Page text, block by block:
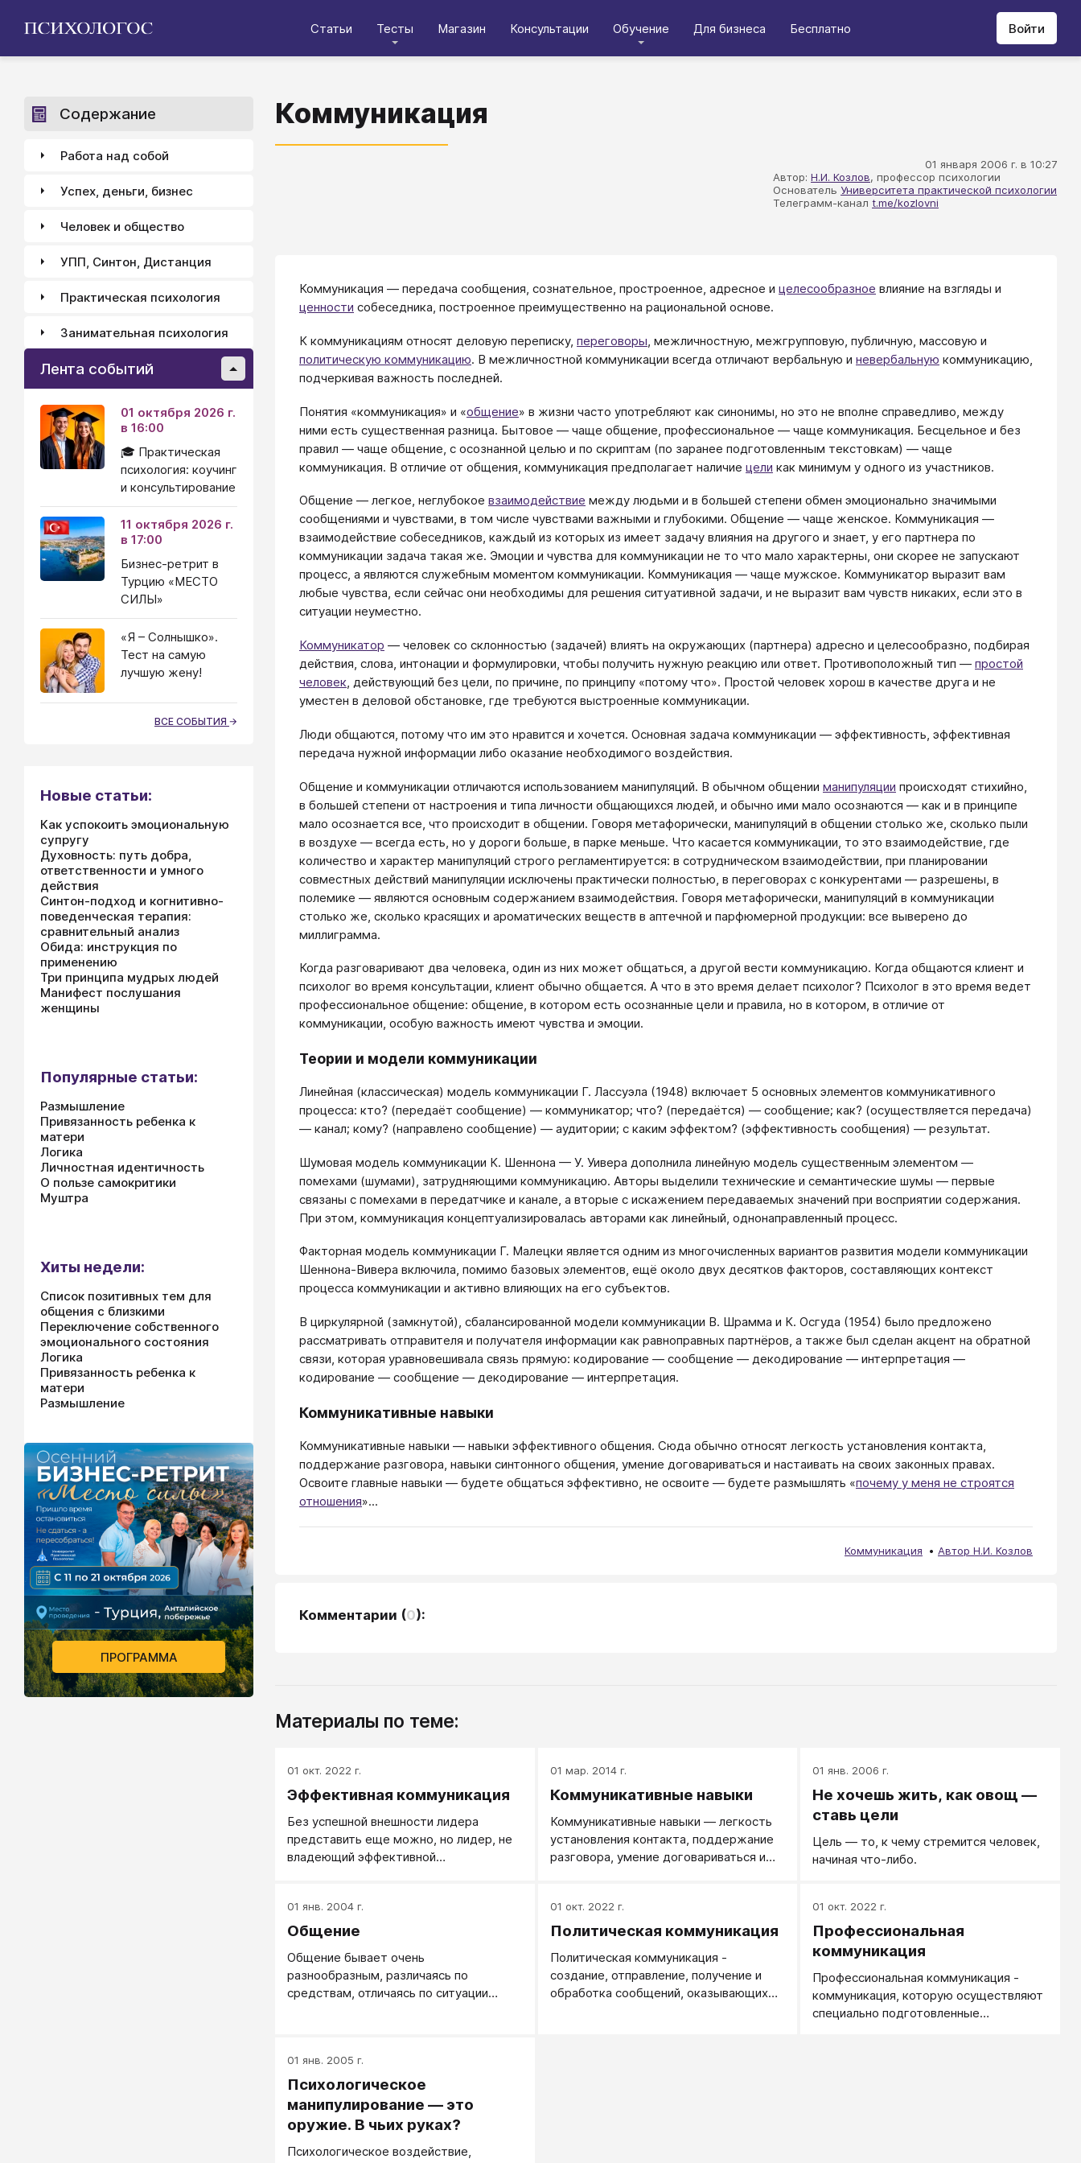
Статьи Тесты Магазин Консультации Обучение Для бизнеса Бесплатно Войти
Коммуникация
01 января 2006 г. в 10:27
Автор: Н.И. Козлов, профессор психологии
Основатель Университета практической психологии
Телеграмм-канал t.me/kozlovni
Коммуникация — передача сообщения, сознательное, простроенное, адресное и целесообразное влияние на взгляды и
ценности собеседника, построенное преимущественно на рациональной основе.
К коммуникациям относят деловую переписку, переговоры , межличностную, межгрупповую, публичную, массовую и
политическую коммуникацию. В межличностной коммуникации всегда отличают вербальную и невербальную коммуникацию,
подчеркивая важность последней.
Понятия «коммуникация» и «общение» в жизни часто употребляют как синонимы, но это не вполне справедливо, между
ними есть существенная разница. Бытовое — чаще общение, профессиональное — чаще коммуникация. Бесцельное и без
правил — чаще общение, с осознанной целью и по скриптам (по заранее подготовленным текстовкам) — чаще
коммуникация. В отличие от общения, коммуникация предполагает наличие цели как минимум у одного из участников.
Общение — легкое, неглубокое взаимодействие между людьми и в большей степени обмен эмоционально значимыми
сообщениями и чувствами, в том числе чувствами важными и глубокими. Общение — чаще женское. Коммуникация —
взаимодействие собеседников, каждый из которых из имеет задачу влияния на другого и знает, у его партнера по
коммуникации задача такая же. Эмоции и чувства для коммуникации не то что мало характерны, они скорее не запускают
процесс, а являются служебным моментом коммуникации. Коммуникация — чаще мужское. Коммуникатор выразит вам
любые чувства, если сейчас они необходимы для решения ситуативной задачи, и не выразит вам чувств никаких, если это в
ситуации неуместно.
Коммуникатор — человек со склонностью (задачей) влиять на окружающих (партнера) адресно и целесообразно, подбирая
действия, слова, интонации и формулировки, чтобы получить нужную реакцию или ответ. Противоположный тип — простой
человек, действующий без цели, по причине, по принципу «потому что». Простой человек хорош в качестве друга и не
уместен в деловой обстановке, где требуются выстроенные коммуникации.
Люди общаются, потому что им это нравится и хочется. Основная задача коммуникации — эффективность, эффективная
передача нужной информации либо оказание необходимого воздействия.
Общение и коммуникации отличаются использованием манипуляций. В обычном общении манипуляции происходят стихийно,
в большей степени от настроения и типа личности общающихся людей, и обычно ими мало осознаются — как и в принципе
мало осознается все, что происходит в общении. Говоря метафорически, манипуляций в общении столько же, сколько пыли
в воздухе — всегда есть, но у дороги больше, в парке меньше. Что касается коммуникации, то это взаимодействие, где
количество и характер манипуляций строго регламентируется: в сотрудническом взаимодействии, при планировании
совместных действий манипуляции исключены практически полностью, в переговорах с конкурентами — разрешены, в
полемике — являются основным содержанием взаимодействия. Говоря метафорически, манипуляций в коммуникации
столько же, сколько красящих и ароматических веществ в аптечной и парфюмерной продукции: все выверено до
миллиграмма.
Когда разговаривают два человека, один из них может общаться, а другой вести коммуникацию. Когда общаются клиент и
психолог во время консультации, клиент обычно общается. А что в это время делает психолог? Психолог в это время ведет
профессиональное общение: общение, в котором есть осознанные цели и правила, но в котором, в отличие от
коммуникации, особую важность имеют чувства и эмоции.
Теории и модели коммуникации
Линейная (классическая) модель коммуникации Г. Лассуэла (1948) включает 5 основных элементов коммуникативного
процесса: кто? (передаёт сообщение) — коммуникатор; что? (передаётся) — сообщение; как? (осуществляется передача)
— канал; кому? (направлено сообщение) — аудитории; с каким эффектом? (эффективность сообщения) — результат.
Шумовая модель коммуникации К. Шеннона — У. Уивера дополнила линейную модель существенным элементом —
помехами (шумами), затрудняющими коммуникацию. Авторы выделили технические и семантические шумы — первые
связаны с помехами в передатчике и канале, а вторые с искажением передаваемых значений при восприятии содержания.
При этом, коммуникация концептуализировалась авторами как линейный, однонаправленный процесс.
Факторная модель коммуникации Г. Малецки является одним из многочисленных вариантов развития модели коммуникации
Шеннона-Вивера включила, помимо базовых элементов, ещё около двух десятков факторов, составляющих контекст
процесса коммуникации и активно влияющих на его субъектов.
В циркулярной (замкнутой), сбалансированной модели коммуникации В. Шрамма и К. Осгуда (1954) было предложено
рассматривать отправителя и получателя информации как равноправных партнёров, а также был сделан акцент на обратной
связи, которая уравновешивала связь прямую: кодирование — сообщение — декодирование — интерпретация —
кодирование — сообщение — декодирование — интерпретация.
Коммуникативные навыки
Коммуникативные навыки — навыки эффективного общения. Сюда обычно относят легкость установления контакта,
поддержание разговора, навыки синтонного общения, умение договариваться и настаивать на своих законных правах.
Освоите главные навыки — будете общаться эффективно, не освоите — будете размышлять «почему у меня не строятся
отношения»...
Коммуникация Автор Н.И. Козлов
Комментарии (0):
Материалы по теме:
01 окт. 2022 г.
Эффективная коммуникация
Без успешной внешности лидера
представить еще можно, но лидер, не
владеющий эффективной
01 мар. 2014 г.
Коммуникативные навыки
Коммуникативные навыки — легкость
установления контакта, поддержание
разговора, умение договариваться и
01 янв. 2006 г.
Не хочешь жить, как овощ —
ставь цели
Цель — то, к чему стремится человек,
начиная что-либо.
01 янв. 2004 г.
Общение
Общение бывает очень
разнообразным, различаясь по
средствам, отличаясь по ситуации
01 окт. 2022 г.
Политическая коммуникация
Политическая коммуникация -
создание, отправление, получение и
обработка сообщений, оказывающих
01 окт. 2022 г.
Профессиональная
коммуникация
Профессиональная коммуникация -
коммуникация, которую осуществляют
специально подготовленные
01 янв. 2005 г.
Психологическое
манипулирование — это
оружие. В чьих руках?
Психологическое воздействие,
Содержание
Работа над собой
Успех, деньги, бизнес
Человек и общество
УПП, Синтон, Дистанция
Практическая психология
Занимательная психология
Лента событий
01 октября 2026 г.
в 16:00
🎓 Практическая
психология: коучинг
и консультирование
11 октября 2026 г.
в 17:00
Бизнес-ретрит в
Турцию «МЕСТО
СИЛЫ»
«Я – Солнышко».
Тест на самую
лучшую жену!
ВСЕ СОБЫТИЯ
Новые статьи:
Как успокоить эмоциональную
супругу
Духовность: путь добра,
ответственности и умного
действия
Синтон-подход и когнитивно-
поведенческая терапия:
сравнительный анализ
Обида: инструкция по
применению
Три принципа мудрых людей
Манифест послушания
женщины
Популярные статьи:
Размышление
Привязанность ребенка к
матери
Логика
Личностная идентичность
О пользе самокритики
Муштра
Хиты недели:
Список позитивных тем для
общения с близкими
Переключение собственного
эмоционального состояния
Логика
Привязанность ребенка к
матери
Размышление
ПРОГРАММА